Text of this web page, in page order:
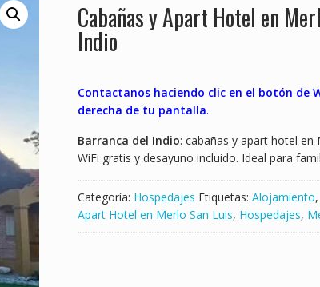
Cabañas y Apart Hotel en
Indio
Contactanos haciendo clic en el botón de
derecha de tu pantalla.
Barranca del Indio: cabañas y apart hotel en
WiFi gratis y desayuno incluido. Ideal para
Categoría: Hospedajes Etiquetas: Alojamiento,
Apart Hotel en Merlo San Luis, Hospedajes,